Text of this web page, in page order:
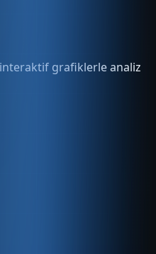
grafiklerle analiz
Kimin ne yaptığını